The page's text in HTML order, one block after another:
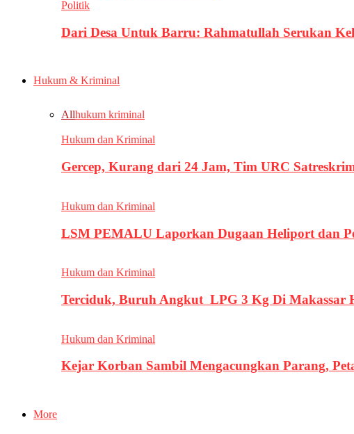
Politik
Dari Desa Untuk Barru: Rahmatullah Serukan
Hukum & Kriminal
Allhukum kriminal
Hukum dan Kriminal
Gercep, Kurang dari 24 Jam, Tim URC
Hukum dan Kriminal
LSM PEMALU Laporkan Dugaan Heliport dan
Hukum dan Kriminal
Terciduk, Buruh Angkut LPG 3 Kg Di Makassar
Hukum dan Kriminal
Kejar Korban Sambil Mengacungkan Parang,
More